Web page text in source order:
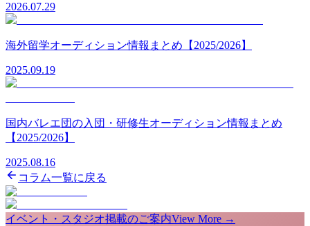
2026.07.29
海外留学オーディション情報まとめ【2025/2026】
2025.09.19
国内バレエ団の入団・研修生オーディション情報まとめ
【2025/2026】
2025.08.16
コラム一覧に戻る
イベント・スタジオ掲載のご案内View More →